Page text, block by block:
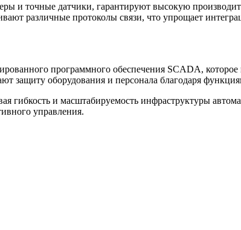
и точные датчики, гарантируют высокую
различные протоколы связи, что упрощает
программного обеспечения SCADA,
защиту оборудования и персонала благодаря
гибкость и масштабируемость инфраструктуры
управления.